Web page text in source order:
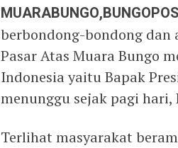
berbondong-bondong dan
Pasar Atas Muara Bungo
Indonesia yaitu Bapak
menunggu sejak pagi hari,
Terlihat masyarakat